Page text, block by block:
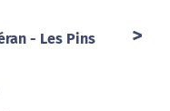
- Les Pins